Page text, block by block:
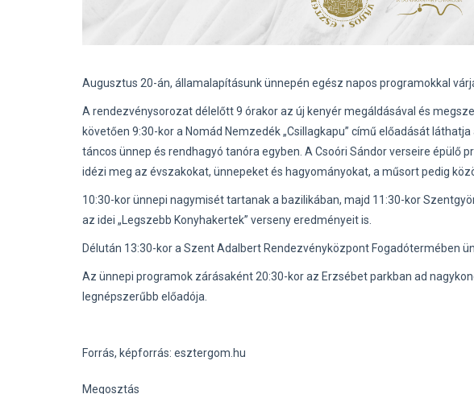
Augusztus 20-án, államalapításunk ünnepén egész napos programokkal
A rendezvénysorozat délelőtt 9 órakor az új kenyér megáldásával és
követően 9:30-kor a Nomád Nemzedék „Csillagkapu” című előadását
táncos ünnep és rendhagyó tanóra egyben. A Csoóri Sándor verseire épülő
idézi meg az évszakokat, ünnepeket és hagyományokat, a műsort pedig
10:30-kor ünnepi nagymisét tartanak a bazilikában, majd 11:30-kor
az idei „Legszebb Konyhakertek” verseny eredményeit is.
Délután 13:30-kor a Szent Adalbert Rendezvényközpont Fogadótermében
Az ünnepi programok zárásaként 20:30-kor az Erzsébet parkban ad
legnépszerűbb előadója.
Forrás, képforrás: esztergom.hu
Megosztás